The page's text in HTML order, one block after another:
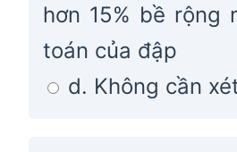
hơn 15% bề rộng
toán của đập
d. Không cần